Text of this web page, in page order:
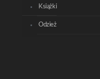
Książki
Odzież